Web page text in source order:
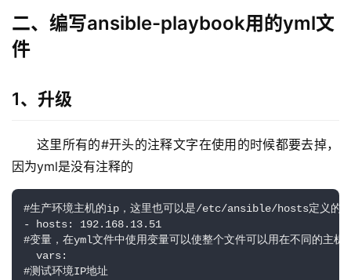
二、编写ansible-playbook用的yml文
件
1、升级
这里所有的#开头的注释文字在使用的时候都要去掉，
因为yml是没有注释的
#生产环境主机的ip，这里也可以是/etc/ansible/hosts定义的
- hosts: 192.168.13.51
#变量，在yml文件中使用变量可以使整个文件可以用在不同的
vars:
#测试环境IP地址